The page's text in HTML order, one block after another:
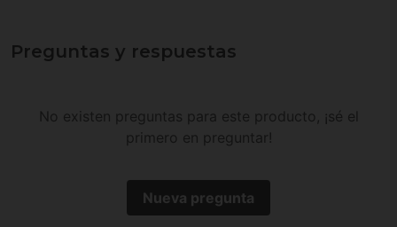
Preguntas y respuestas
No existen preguntas para este producto, ¡sé el
primero en preguntar!
Nueva pregunta